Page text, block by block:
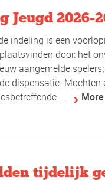
Jeugd 2026-
indeling is een
door: het
aangemelde
dispensatie.
...
More
tijdelijk